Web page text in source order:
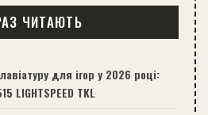
ЧИТАЮТЬ
для ігор у 2026 році:
LIGHTSPEED TKL